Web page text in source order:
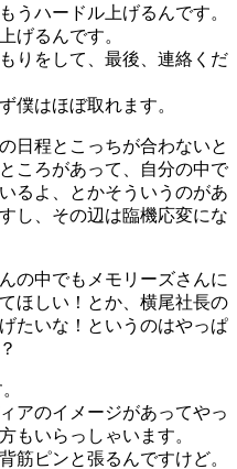
うハードル上げるんです。
げるんです。
りをして、最後、連絡くだ
僕はほぼ取れます。
日程とこっちが合わないと
ころがあって、自分の中で
るよ、とかそういうのがあ
し、その辺は臨機応変にな
の中でもメモリーズさんに
ほしい！とか、横尾社長の
たいな！というのはやっぱ
アのイメージがあってやっ
もいらっしゃいます。
筋ピンと張るんですけど。